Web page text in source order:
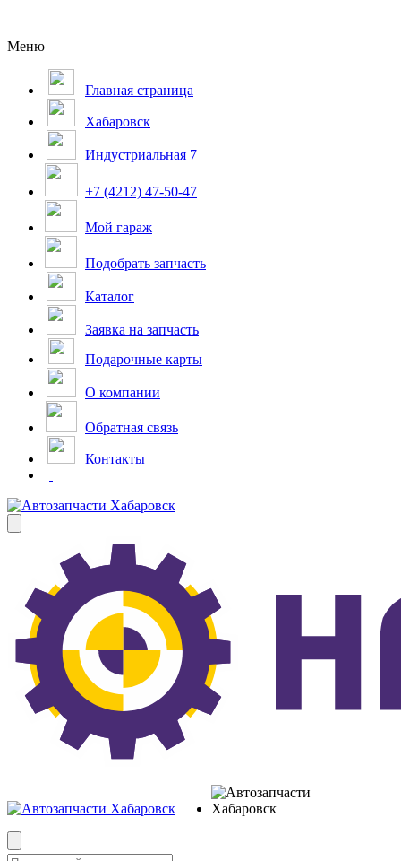
Меню
Главная страница
Хабаровск
Индустриальная 7
+7 (4212) 47-50-47
Мой гараж
Подобрать запчасть
Каталог
Заявка на запчасть
Подарочные карты
О компании
Обратная связь
Контакты